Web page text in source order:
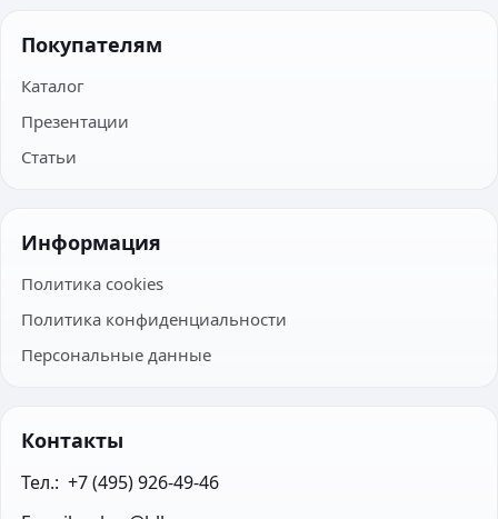
Покупателям
Каталог
Презентации
Статьи
Информация
Политика cookies
Политика конфиденциальности
Персональные данные
Контакты
Тел.:  +7 (495) 926-49-46